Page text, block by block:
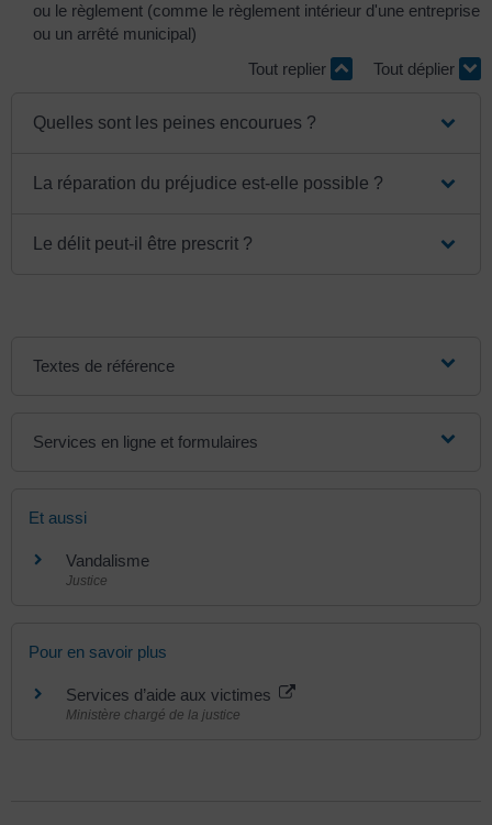
ou le règlement (comme le règlement intérieur d'une entreprise
ou un arrêté municipal)
Tout replier
Tout déplier
Quelles sont les peines encourues ?
La réparation du préjudice est-elle possible ?
Le délit peut-il être prescrit ?
Textes de référence
Services en ligne et formulaires
Et aussi
Vandalisme
Justice
Pour en savoir plus
Services d’aide aux victimes
Ministère chargé de la justice